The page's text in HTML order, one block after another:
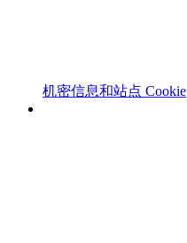
机密信息和站点 Cookie